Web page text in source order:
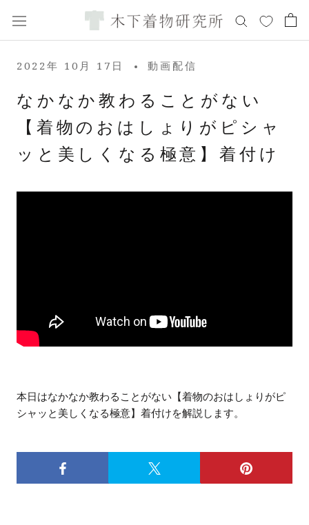
ッ
2022年 10月 17日 動画配信
なかなか教わることがない
【着物のおはしょりがピシャ
ッと美しくなる極意】着付け
本日はなかなか教わることがない【着物のおはしょりがピ
シャッと美しくなる極意】着付けを解説します。